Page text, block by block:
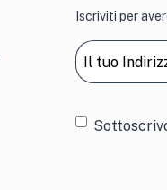
Iscriviti per
Email